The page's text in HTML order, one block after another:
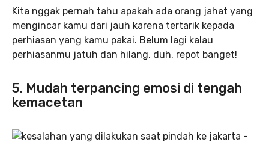
Kita nggak pernah tahu apakah ada orang jahat yang
mengincar kamu dari jauh karena tertarik kepada
perhiasan yang kamu pakai. Belum lagi kalau
perhiasanmu jatuh dan hilang, duh, repot banget!
5. Mudah terpancing emosi di tengah
kemacetan